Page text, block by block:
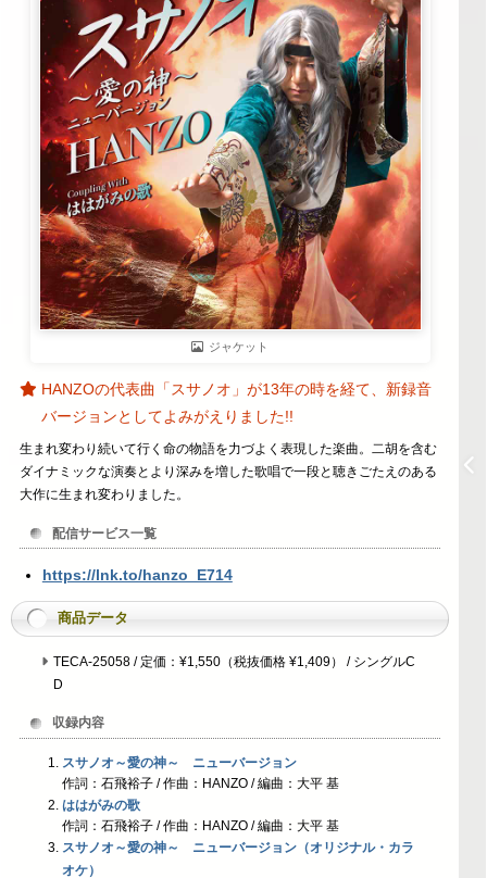
ジャケット
HANZOの代表曲「スサノオ」が13年の時を経て、新録音
バージョンとしてよみがえりました!!
生まれ変わり続いて行く命の物語を力づよく表現した楽曲。二胡を含む
ダイナミックな演奏とより深みを増した歌唱で一段と聴きごたえのある
大作に生まれ変わりました。
配信サービス一覧
https://lnk.to/hanzo_E714
商品データ
TECA-25058 / 定価：¥1,550（税抜価格 ¥1,409） / シングルC
D
収録内容
スサノオ～愛の神～ ニューバージョン
作詞：石飛裕子 / 作曲：HANZO / 編曲：大平 基
ははがみの歌
作詞：石飛裕子 / 作曲：HANZO / 編曲：大平 基
スサノオ～愛の神～ ニューバージョン（オリジナル・カラ
オケ）